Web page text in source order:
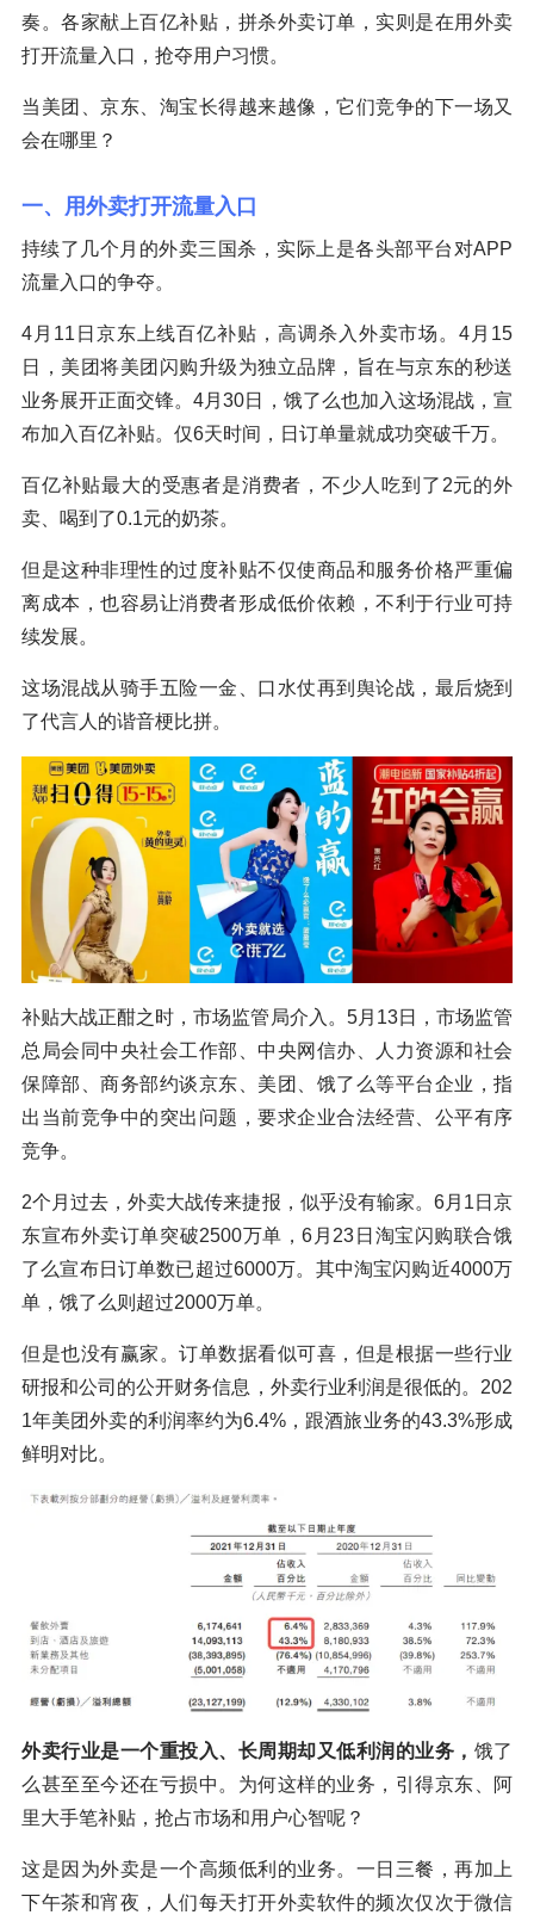
奏。各家献上百亿补贴，拼杀外卖订单，实则是在用外卖
打开流量入口，抢夺用户习惯。
当美团、京东、淘宝长得越来越像，它们竞争的下一场又
会在哪里？
一、用外卖打开流量入口
持续了几个月的外卖三国杀，实际上是各头部平台对APP
流量入口的争夺。
4月11日京东上线百亿补贴，高调杀入外卖市场。4月15
日，美团将美团闪购升级为独立品牌，旨在与京东的秒送
业务展开正面交锋。4月30日，饿了么也加入这场混战，宣
布加入百亿补贴。仅6天时间，日订单量就成功突破千万。
百亿补贴最大的受惠者是消费者，不少人吃到了2元的外
卖、喝到了0.1元的奶茶。
但是这种非理性的过度补贴不仅使商品和服务价格严重偏
离成本，也容易让消费者形成低价依赖，不利于行业可持
续发展。
这场混战从骑手五险一金、口水仗再到舆论战，最后烧到
了代言人的谐音梗比拼。
补贴大战正酣之时，市场监管局介入。5月13日，市场监管
总局会同中央社会工作部、中央网信办、人力资源和社会
保障部、商务部约谈京东、美团、饿了么等平台企业，指
出当前竞争中的突出问题，要求企业合法经营、公平有序
竞争。
2个月过去，外卖大战传来捷报，似乎没有输家。6月1日京
东宣布外卖订单突破2500万单，6月23日淘宝闪购联合饿
了么宣布日订单数已超过6000万。其中淘宝闪购近4000万
单，饿了么则超过2000万单。
但是也没有赢家。订单数据看似可喜，但是根据一些行业
研报和公司的公开财务信息，外卖行业利润是很低的。202
1年美团外卖的利润率约为6.4%，跟酒旅业务的43.3%形成
鲜明对比。
外卖行业是一个重投入、长周期却又低利润的业务， 饿了
么甚至至今还在亏损中。为何这样的业务，引得京东、阿
里大手笔补贴，抢占市场和用户心智呢？
这是因为外卖是一个高频低利的业务。一日三餐，再加上
下午茶和宵夜，人们每天打开外卖软件的频次仅次于微信